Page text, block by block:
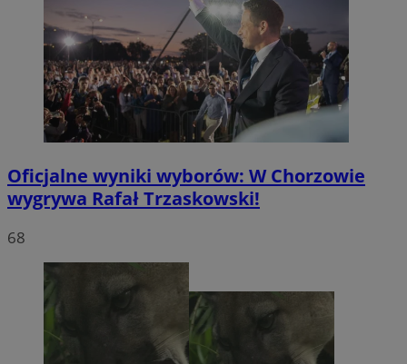
Oficjalne wyniki wyborów: W Chorzowie
wygrywa Rafał Trzaskowski!
68